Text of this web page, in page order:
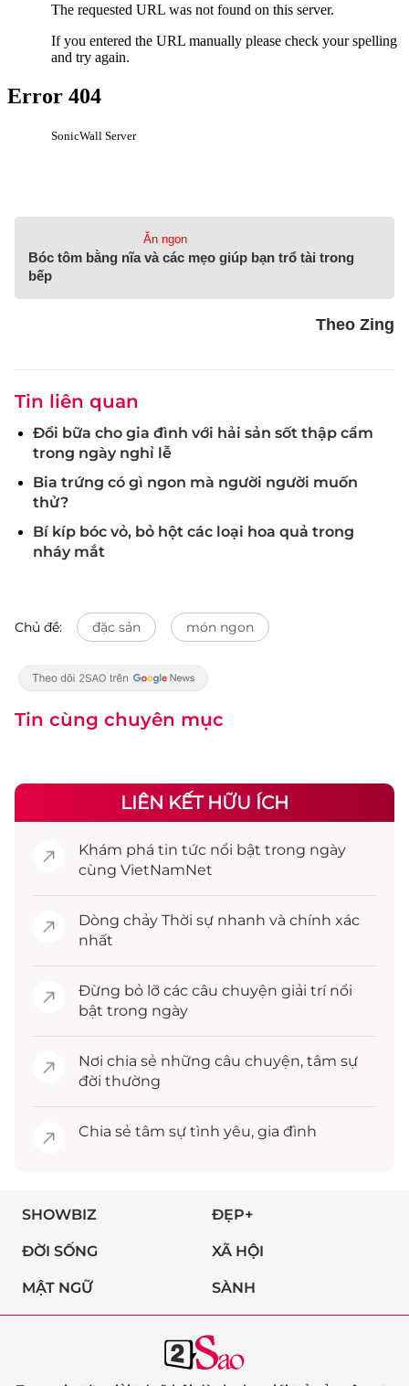
Ăn ngon
Bóc tôm bằng nĩa và các mẹo giúp bạn trổ tài trong
bếp
Theo Zing
Tin liên quan
Đổi bữa cho gia đình với hải sản sốt thập cẩm
trong ngày nghỉ lễ
Bia trứng có gì ngon mà người người muốn
thử?
Bí kíp bóc vỏ, bỏ hột các loại hoa quả trong
nháy mắt
Chủ đề: đặc sản món ngon
Tin cùng chuyên mục
LIÊN KẾT HỮU ÍCH
Khám phá tin tức nổi bật trong ngày
cùng VietNamNet
Dòng chảy Thời sự nhanh và chính xác
nhất
Đừng bỏ lỡ các câu chuyện giải trínổi
bật trong ngày
Nơi chia sẻ những câu chuyện, tâm sự
đời thường
Chia sẻ tâm sự tình yêu, gia đình
SHOWBIZ ĐẸP+
ĐỜI SỐNG XÃ HỘI
MẬT NGỮ SÀNH